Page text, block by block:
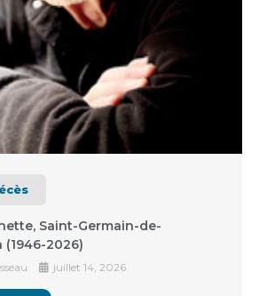
Saint-Germain-de-
(1946-2026)
juillet 14, 2026